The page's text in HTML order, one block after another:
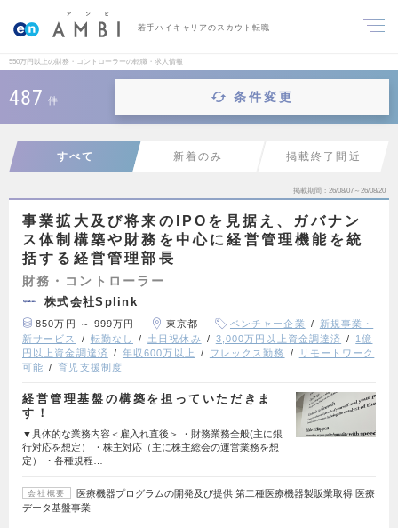
若手ハイキャリアのスカウト転職
550万円以上の財務・コントローラーの転職・求人情報
487 件 条件変更
すべて 新着のみ 掲載終了間近
掲載期間 26/08/07～26/08/20
事業拡大及び将来のIPOを見据え、ガバナン
ス体制構築や財務を中心に経営管理機能を統
括する経営管理部長
財務・コントローラー
株式会社Splink
850万円 ～ 999万円 東京都 ベンチャー企業
新規事業・
新サービス
転勤なし 土日祝休み 3,000万円以上資金調達済
1億
円以上資金調達済
年収600万以上 フレックス勤務
リモートワーク
可能
育児支援制度
経営管理基盤の構築を担っていただきま
す！
▼具体的な業務内容＜雇入れ直後＞ ・財務業務全般(主に銀
行対応を想定） ・株主対応（主に株主総会の運営業務を想
定） ・各種規程…
会社概要
医療機器プログラムの開発及び提供 第二種医療機器製販業取得 医療
データ基盤事業